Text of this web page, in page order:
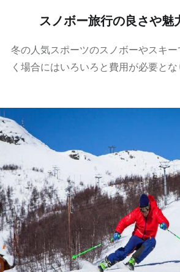
スノボー旅行の良さや魅
冬の人気スポーツのスノボーやスキ
く場合にはいろいろと費用が必要とな